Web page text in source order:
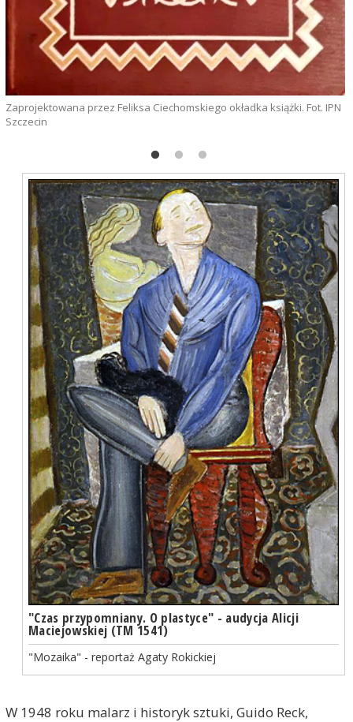
Zaprojektowana przez Feliksa Ciechomskiego okładka książki. Fot. IPN
Szczecin
"Czas przypomniany. O plastyce" - audycja Alicji
Maciejowskiej (TM 1541)
"Mozaika" - reportaż Agaty Rokickiej
W 1948 roku malarz i historyk sztuki, Guido Reck,